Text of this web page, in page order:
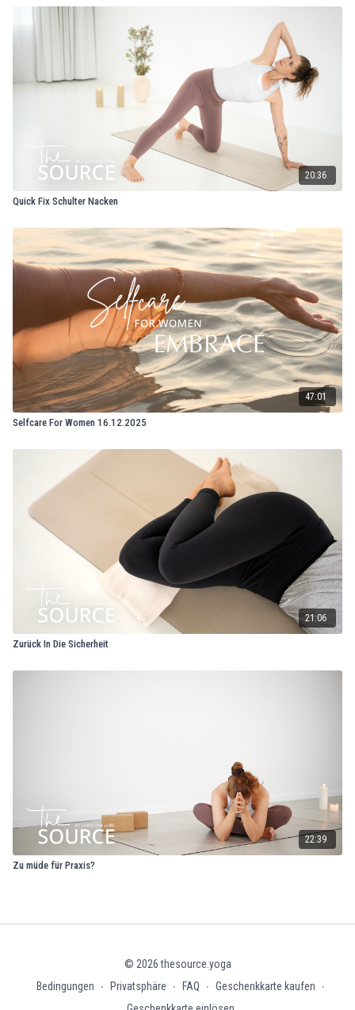
20:36
Quick Fix Schulter Nacken
47:01
Selfcare For Women 16.12.2025
21:06
Zurück In Die Sicherheit
22:39
Zu müde für Praxis?
© 2026 thesource.yoga
Bedingungen
∙ Privatsphäre ∙ FAQ ∙ Geschenkkarte kaufen
∙